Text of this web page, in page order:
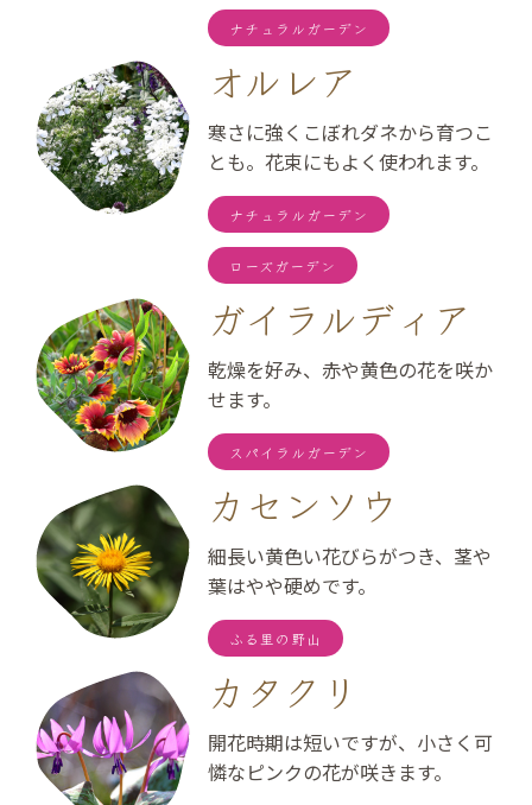
ナチュラルガーデン
オルレア
寒さに強くこぼれダネから育つこ
とも。花束にもよく使われます。
ナチュラルガーデン
ローズガーデン
ガイラルディア
乾燥を好み、赤や黄色の花を咲か
せます。
スパイラルガーデン
カセンソウ
細長い黄色い花びらがつき、茎や
葉はやや硬めです。
ふる里の野山
カタクリ
開花時期は短いですが、小さく可
憐なピンクの花が咲きます。